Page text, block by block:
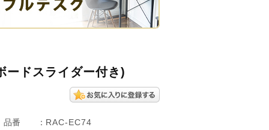
ードスライダー付き)
品番 ： RAC-EC74